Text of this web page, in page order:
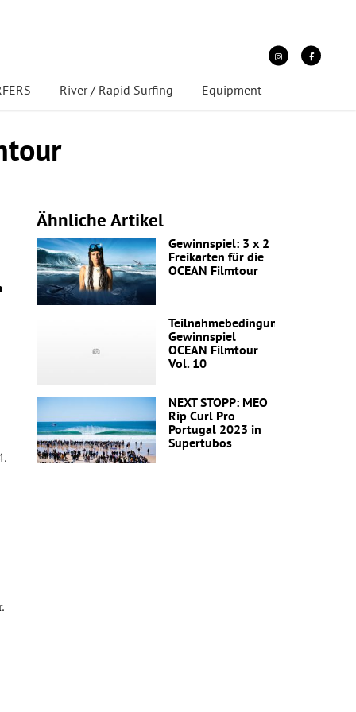
River / Rapid Surfing Equipment
Ähnliche Artikel
Gewinnspiel: 3 x 2
Freikarten für die
OCEAN Filmtour
Teilnahmebedingungen
Gewinnspiel
OCEAN Filmtour
Vol. 10
NEXT STOPP: MEO
Rip Curl Pro
Portugal 2023 in
Supertubos